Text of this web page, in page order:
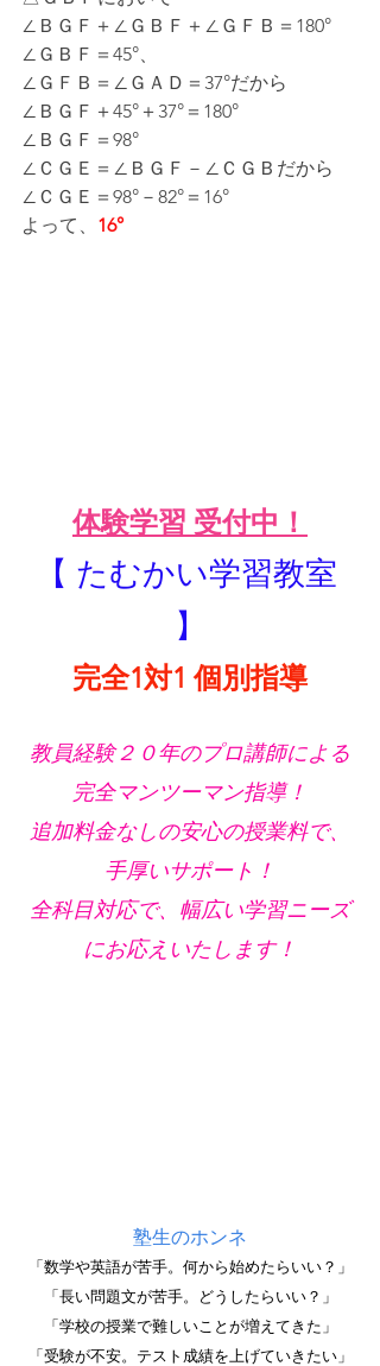
∠ＢＧＦ＋∠ＧＢＦ＋∠ＧＦＢ＝180°
∠ＧＢＦ＝45°、
∠ＧＦＢ＝∠ＧＡＤ＝37°だから
∠ＢＧＦ＋45°＋37°＝180°
∠ＢＧＦ＝98°
∠ＣＧＥ＝∠ＢＧＦ－∠ＣＧＢだから
∠ＣＧＥ＝98°－82°＝16°
よって、 16°
体験学習 受付中！
【 たむかい学習教室
】
完全1対1 個別指導
教員経験２０年のプロ講師による
完全マンツーマン指導！
追加料金なしの安心の授業料で、
手厚いサポート！
全科目対応で、幅広い学習ニーズ
にお応えいたします！
塾生のホンネ
「数学や英語が苦手。何から始めたらいい？」
「長い問題文が苦手。どうしたらいい？」
「学校の授業で難しいことが増えてきた」
「受験が不安。テスト成績を上げていきたい」